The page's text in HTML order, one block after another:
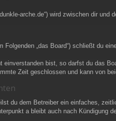
arche.de“) wird zwischen dir
Folgenden „das Board“) schließt du
einverstanden bist, so darfst du das
Zeit geschlossen und kann von
du dem Betreiber ein einfaches,
a bleibt auch nach Kündigung